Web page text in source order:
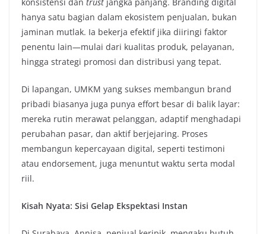
hanya satu bagian dalam ekosistem penjualan, bukan
jaminan mutlak. Ia bekerja efektif jika diiringi faktor
penentu lain—mulai dari kualitas produk, pelayanan,
hingga strategi promosi dan distribusi yang tepat.
Di lapangan, UMKM yang sukses membangun brand
pribadi biasanya juga punya effort besar di balik layar:
mereka rutin merawat pelanggan, adaptif menghadapi
perubahan pasar, dan aktif berjejaring. Proses
membangun kepercayaan digital, seperti testimoni
atau endorsement, juga menuntut waktu serta modal
riil.
Kisah Nyata: Sisi Gelap Ekspektasi Instan